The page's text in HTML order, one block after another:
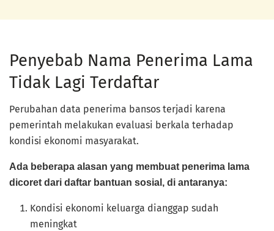
Penyebab Nama Penerima Lama
Tidak Lagi Terdaftar
Perubahan data penerima bansos terjadi karena
pemerintah melakukan evaluasi berkala terhadap
kondisi ekonomi masyarakat.
Ada beberapa alasan yang membuat penerima lama
dicoret dari daftar bantuan sosial, di antaranya:
Kondisi ekonomi keluarga dianggap sudah
meningkat